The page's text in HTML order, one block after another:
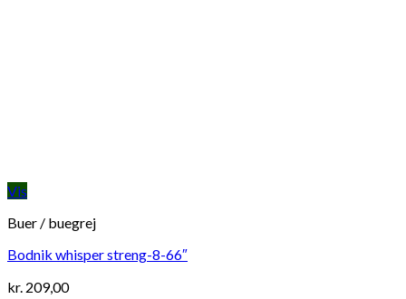
Vis
Buer / buegrej
Bodnik whisper streng-8-66″
kr. 209,00